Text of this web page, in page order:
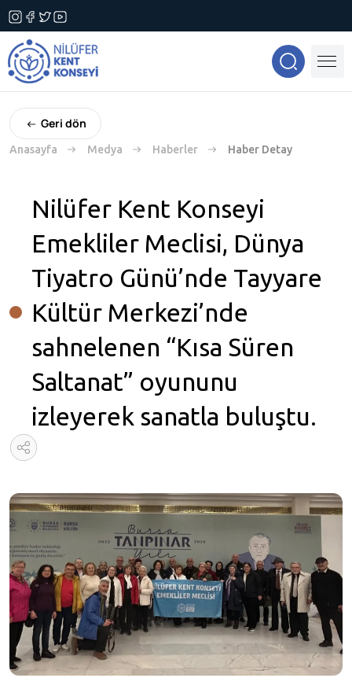
Geri dön
Anasayfa Medya Haberler Haber Detay
Nilüfer Kent Konseyi
Emekliler Meclisi, Dünya
Tiyatro Günü’nde Tayyare
Kültür Merkezi’nde
sahnelenen “Kısa Süren
Saltanat” oyununu
izleyerek sanatla buluştu.